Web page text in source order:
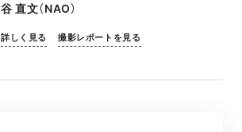
谷 直文（NAO）
詳しく見る 撮影レポートを見る